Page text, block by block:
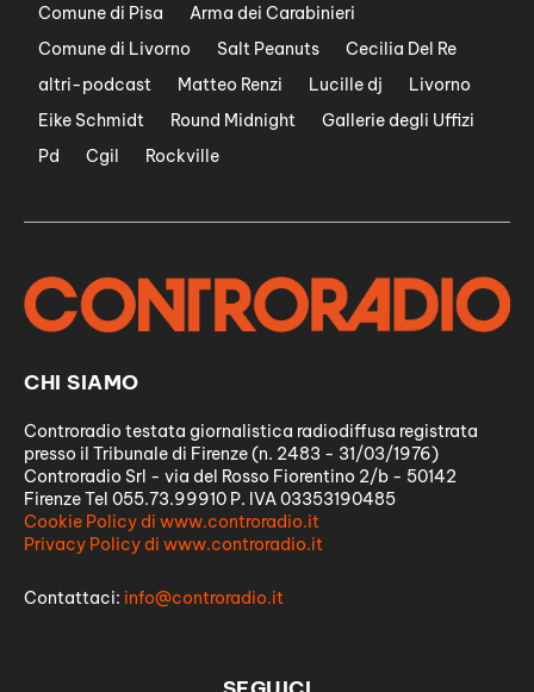
Comune di Pisa
Arma dei Carabinieri
Comune di Livorno
Salt Peanuts
Cecilia Del Re
altri-podcast
Matteo Renzi Lucille dj
Livorno
Eike Schmidt
Round Midnight
Gallerie degli Uffizi
Pd
Cgil Rockville
CHI SIAMO
Controradio testata giornalistica radiodiffusa registrata
presso il Tribunale di Firenze (n. 2483 - 31/03/1976)
Controradio Srl - via del Rosso Fiorentino 2/b - 50142
Firenze Tel 055.73.99910 P. IVA 03353190485
Cookie Policy di www.controradio.it
Privacy Policy di www.controradio.it
Contattaci: info@controradio.it